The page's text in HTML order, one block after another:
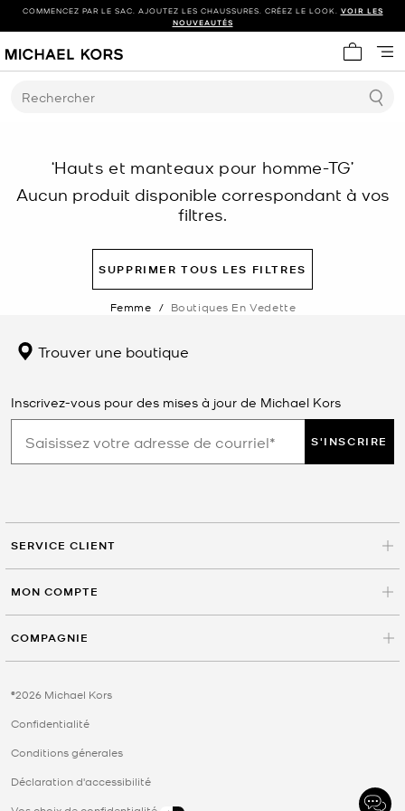
COMMENCEZ PAR LE SAC. AJOUTEZ LES CHAUSSURES. CRÉEZ LE LOOK. VOIR LES
NOUVEAUTÉS
Mon
Rechercher
‘Hauts et manteaux pour homme-TG’
Aucun produit disponible correspondant à vos
filtres.
SUPPRIMER TOUS LES FILTRES
Femme / Boutiques En Vedette
Trouver une boutique
Inscrivez-vous pour des mises à jour de Michael Kors
S'INSCRIRE
SERVICE CLIENT
MON COMPTE
COMPAGNIE
©2026 Michael Kors
Confidentialité
Conditions génerales
Déclaration d'accessibilité